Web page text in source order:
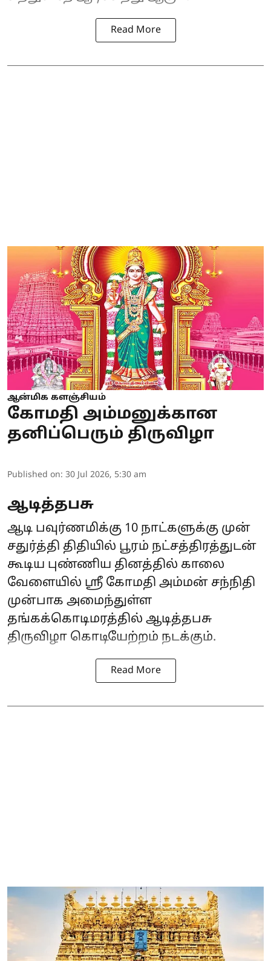
Read More
ஆன்மிக களஞ்சியம்
கோமதி அம்மனுக்கான
தனிப்பெரும் திருவிழா
Published on: 30 Jul 2026, 5:30 am
ஆடித்தபசு
ஆடி பவுர்ணமிக்கு 10 நாட்களுக்கு முன்
சதுர்த்தி திதியில் பூரம் நட்சத்திரத்துடன்
கூடிய புண்ணிய தினத்தில் காலை
வேளையில் ஸ்ரீ கோமதி அம்மன் சந்நிதி
முன்பாக அமைந்துள்ள
தங்கக்கொடிமரத்தில் ஆடித்தபசு
திருவிழா கொடியேற்றம் நடக்கும்.
Read More